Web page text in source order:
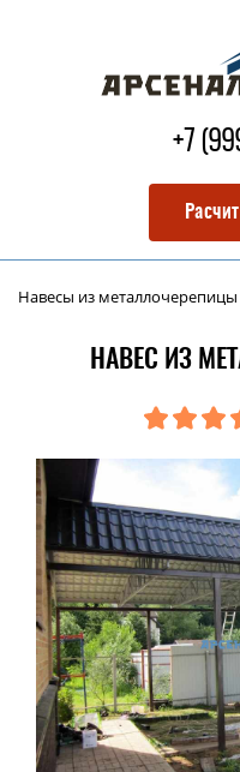
+7
Навесы из металлочерепицы
НАВЕС ИЗ